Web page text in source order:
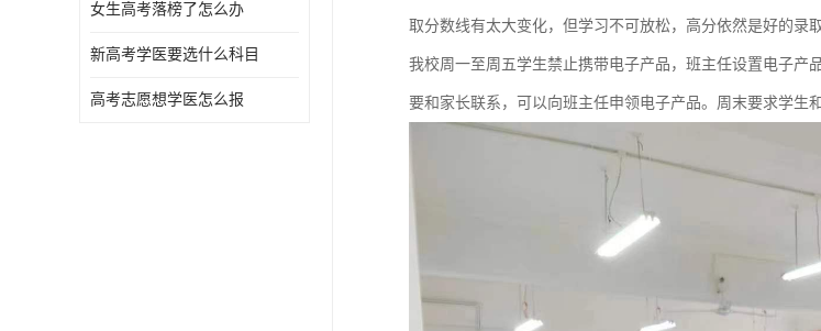
女生高考落榜了怎么办
新高考学医要选什么科目
高考志愿想学医怎么报
取分数线有太大变化，但学习不可放松，高分依然是好的录
我校周一至周五学生禁止携带电子产品，班主任设置电子产
要和家长联系，可以向班主任申领电子产品。周末要求学生